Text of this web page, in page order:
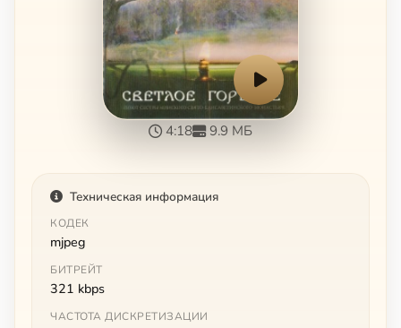
4:18 9.9 МБ
Техническая информация
КОДЕК
mjpeg
БИТРЕЙТ
321 kbps
ЧАСТОТА ДИСКРЕТИЗАЦИИ